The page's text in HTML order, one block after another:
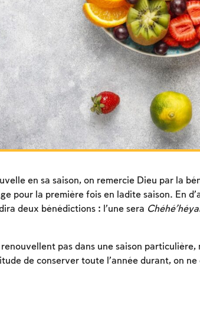
en sa saison, on remercie Dieu par la
pour la première fois en ladite saison. En
deux bénédictions : l’une sera
pas dans une saison particulière,
de conserver toute l’année durant, on